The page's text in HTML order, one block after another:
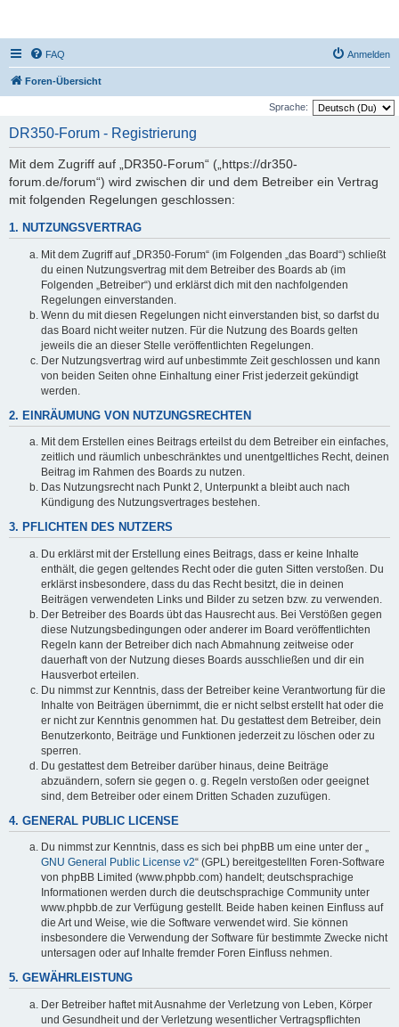
FAQ Anmelden
Foren-Übersicht
Sprache:
DR350-Forum - Registrierung
Mit dem Zugriff auf „DR350-Forum“ („https://dr350-
forum.de/forum“) wird zwischen dir und dem Betreiber ein Vertrag
mit folgenden Regelungen geschlossen:
1. NUTZUNGSVERTRAG
Mit dem Zugriff auf „DR350-Forum“ (im Folgenden „das Board“) schließt
du einen Nutzungsvertrag mit dem Betreiber des Boards ab (im
Folgenden „Betreiber“) und erklärst dich mit den nachfolgenden
Regelungen einverstanden.
Wenn du mit diesen Regelungen nicht einverstanden bist, so darfst du
das Board nicht weiter nutzen. Für die Nutzung des Boards gelten
jeweils die an dieser Stelle veröffentlichten Regelungen.
Der Nutzungsvertrag wird auf unbestimmte Zeit geschlossen und kann
von beiden Seiten ohne Einhaltung einer Frist jederzeit gekündigt
werden.
2. EINRÄUMUNG VON NUTZUNGSRECHTEN
Mit dem Erstellen eines Beitrags erteilst du dem Betreiber ein einfaches,
zeitlich und räumlich unbeschränktes und unentgeltliches Recht, deinen
Beitrag im Rahmen des Boards zu nutzen.
Das Nutzungsrecht nach Punkt 2, Unterpunkt a bleibt auch nach
Kündigung des Nutzungsvertrages bestehen.
3. PFLICHTEN DES NUTZERS
Du erklärst mit der Erstellung eines Beitrags, dass er keine Inhalte
enthält, die gegen geltendes Recht oder die guten Sitten verstoßen. Du
erklärst insbesondere, dass du das Recht besitzt, die in deinen
Beiträgen verwendeten Links und Bilder zu setzen bzw. zu verwenden.
Der Betreiber des Boards übt das Hausrecht aus. Bei Verstößen gegen
diese Nutzungsbedingungen oder anderer im Board veröffentlichten
Regeln kann der Betreiber dich nach Abmahnung zeitweise oder
dauerhaft von der Nutzung dieses Boards ausschließen und dir ein
Hausverbot erteilen.
Du nimmst zur Kenntnis, dass der Betreiber keine Verantwortung für die
Inhalte von Beiträgen übernimmt, die er nicht selbst erstellt hat oder die
er nicht zur Kenntnis genommen hat. Du gestattest dem Betreiber, dein
Benutzerkonto, Beiträge und Funktionen jederzeit zu löschen oder zu
sperren.
Du gestattest dem Betreiber darüber hinaus, deine Beiträge
abzuändern, sofern sie gegen o. g. Regeln verstoßen oder geeignet
sind, dem Betreiber oder einem Dritten Schaden zuzufügen.
4. GENERAL PUBLIC LICENSE
Du nimmst zur Kenntnis, dass es sich bei phpBB um eine unter der „
GNU General Public License v2“ (GPL) bereitgestellten Foren-Software
von phpBB Limited (www.phpbb.com) handelt; deutschsprachige
Informationen werden durch die deutschsprachige Community unter
www.phpbb.de zur Verfügung gestellt. Beide haben keinen Einfluss auf
die Art und Weise, wie die Software verwendet wird. Sie können
insbesondere die Verwendung der Software für bestimmte Zwecke nicht
untersagen oder auf Inhalte fremder Foren Einfluss nehmen.
5. GEWÄHRLEISTUNG
Der Betreiber haftet mit Ausnahme der Verletzung von Leben, Körper
und Gesundheit und der Verletzung wesentlicher Vertragspflichten